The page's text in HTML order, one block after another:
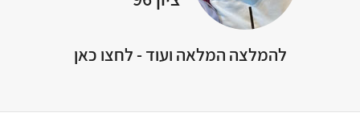
להמלצה המלאה ועוד - לחצו כאן